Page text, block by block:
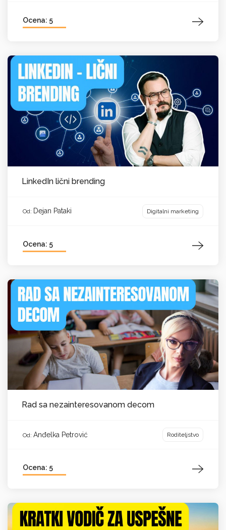
Ocena: 5
LinkedIn lični brending
Od: Dejan Pataki Digitalni marketing
Ocena: 5
Rad sa nezainteresovanom decom
Od: Anđelka Petrović Roditeljstvo
Ocena: 5